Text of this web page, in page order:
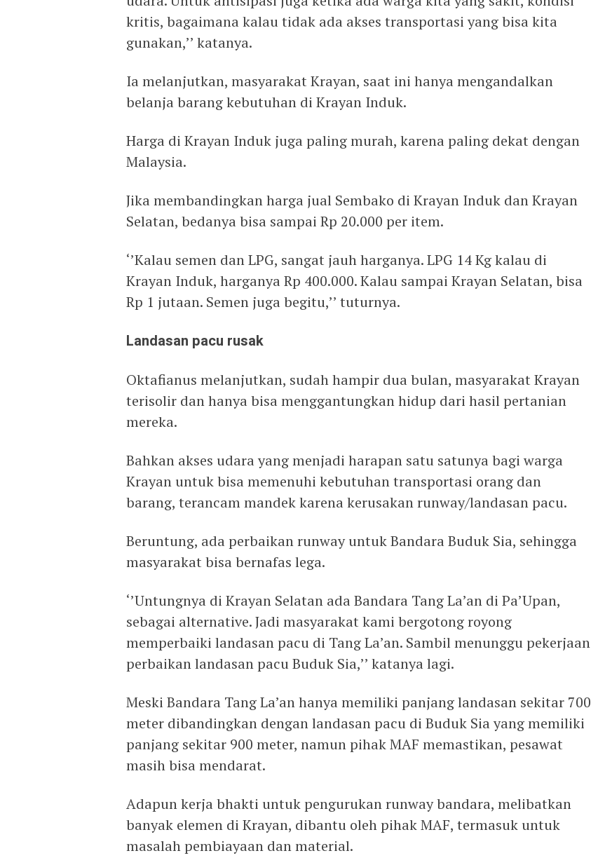
kritis, bagaimana kalau tidak ada akses transportasi yang bisa kita
gunakan,’’ katanya.
Ia melanjutkan, masyarakat Krayan, saat ini hanya mengandalkan
belanja barang kebutuhan di Krayan Induk.
Harga di Krayan Induk juga paling murah, karena paling dekat dengan
Malaysia.
Jika membandingkan harga jual Sembako di Krayan Induk dan Krayan
Selatan, bedanya bisa sampai Rp 20.000 per item.
‘’Kalau semen dan LPG, sangat jauh harganya. LPG 14 Kg kalau di
Krayan Induk, harganya Rp 400.000. Kalau sampai Krayan Selatan, bisa
Rp 1 jutaan. Semen juga begitu,’’ tuturnya.
Landasan pacu rusak
Oktafianus melanjutkan, sudah hampir dua bulan, masyarakat Krayan
terisolir dan hanya bisa menggantungkan hidup dari hasil pertanian
mereka.
Bahkan akses udara yang menjadi harapan satu satunya bagi warga
Krayan untuk bisa memenuhi kebutuhan transportasi orang dan
barang, terancam mandek karena kerusakan runway/landasan pacu.
Beruntung, ada perbaikan runway untuk Bandara Buduk Sia, sehingga
masyarakat bisa bernafas lega.
‘’Untungnya di Krayan Selatan ada Bandara Tang La’an di Pa’Upan,
sebagai alternative. Jadi masyarakat kami bergotong royong
memperbaiki landasan pacu di Tang La’an. Sambil menunggu pekerjaan
perbaikan landasan pacu Buduk Sia,’’ katanya lagi.
Meski Bandara Tang La’an hanya memiliki panjang landasan sekitar 700
meter dibandingkan dengan landasan pacu di Buduk Sia yang memiliki
panjang sekitar 900 meter, namun pihak MAF memastikan, pesawat
masih bisa mendarat.
Adapun kerja bhakti untuk pengurukan runway bandara, melibatkan
banyak elemen di Krayan, dibantu oleh pihak MAF, termasuk untuk
masalah pembiayaan dan material.